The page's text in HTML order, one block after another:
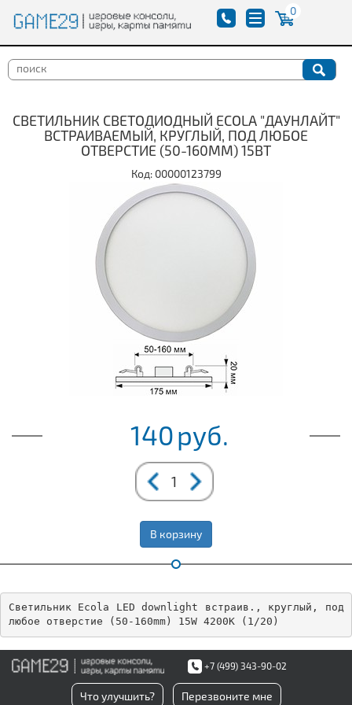
0
СВЕТИЛЬНИК СВЕТОДИОДНЫЙ ECOLA "ДАУНЛАЙТ"
ВСТРАИВАЕМЫЙ, КРУГЛЫЙ, ПОД ЛЮБОЕ
ОТВЕРСТИЕ (50-160ММ) 15ВТ
Код: 00000123799
140руб.
В корзину
Светильник Ecola LED downlight встраив., круглый, под
любое отверстие (50-160mm) 15W 4200K (1/20)
+7 (499) 343-90-02
Что улучшить? Перезвоните мне